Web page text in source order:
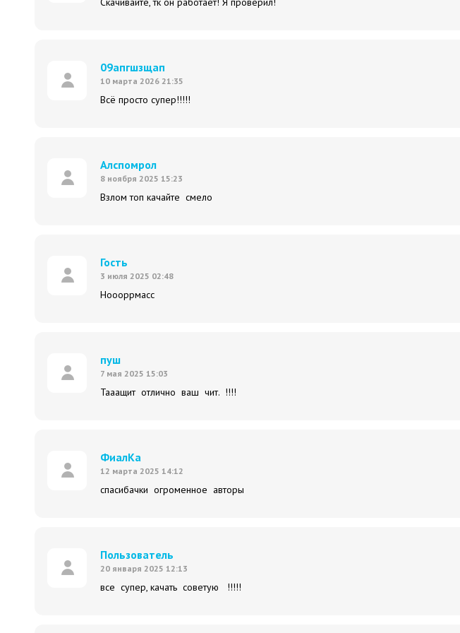
09апгшзщап
10 марта 2026 21:35
Всё просто супер️!!!!!
Алспомрол
8 ноября 2025 15:23
Взлом топ качайте смело
Гость
3 июля 2025 02:48
Ноооррмасс
пуш
7 мая 2025 15:03
Тааащит отлично ваш чит. !!!!
ФиалКа
12 марта 2025 14:12
спасибачки огроменное авторы
Пользователь
20 января 2025 12:13
все супер, качать советую !!!!!